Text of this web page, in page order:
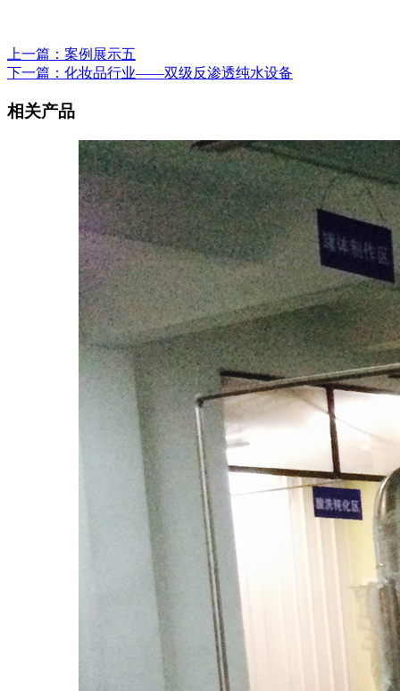
上一篇：案例展示五
下一篇：化妆品行业——双级反渗透纯水设备
相关产品